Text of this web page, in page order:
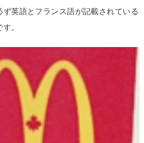
ず英語とフランス語が記載されている
。